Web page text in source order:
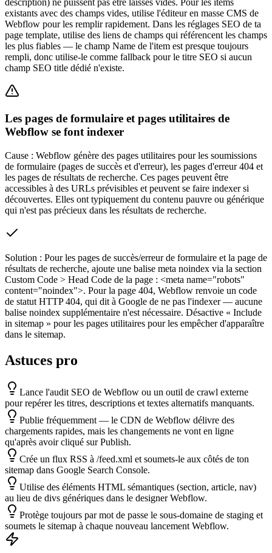
description) ne puissent pas être laissés vides. Pour les items
existants avec des champs vides, utilise l'éditeur en masse CMS de
Webflow pour les remplir rapidement. Dans les réglages SEO de ta
page template, utilise des liens de champs qui référencent les champs
les plus fiables — le champ Name de l'item est presque toujours
rempli, donc utilise-le comme fallback pour le titre SEO si aucun
champ SEO title dédié n'existe.
Les pages de formulaire et pages utilitaires de
Webflow se font indexer
Cause : Webflow génère des pages utilitaires pour les soumissions
de formulaire (pages de succès et d'erreur), les pages d'erreur 404 et
les pages de résultats de recherche. Ces pages peuvent être
accessibles à des URLs prévisibles et peuvent se faire indexer si
découvertes. Elles ont typiquement du contenu pauvre ou générique
qui n'est pas précieux dans les résultats de recherche.
Solution : Pour les pages de succès/erreur de formulaire et la page de
résultats de recherche, ajoute une balise meta noindex via la section
Custom Code > Head Code de la page : <meta name="robots"
content="noindex">. Pour la page 404, Webflow renvoie un code
de statut HTTP 404, qui dit à Google de ne pas l'indexer — aucune
balise noindex supplémentaire n'est nécessaire. Désactive « Include
in sitemap » pour les pages utilitaires pour les empêcher d'apparaître
dans le sitemap.
Astuces pro
Lance l'audit SEO de Webflow ou un outil de crawl externe
pour repérer les titres, descriptions et textes alternatifs manquants.
Publie fréquemment — le CDN de Webflow délivre des
chargements rapides, mais les changements ne vont en ligne
qu'après avoir cliqué sur Publish.
Crée un flux RSS à /feed.xml et soumets-le aux côtés de ton
sitemap dans Google Search Console.
Utilise des éléments HTML sémantiques (section, article, nav)
au lieu de divs génériques dans le designer Webflow.
Protège toujours par mot de passe le sous-domaine de staging et
soumets le sitemap à chaque nouveau lancement Webflow.